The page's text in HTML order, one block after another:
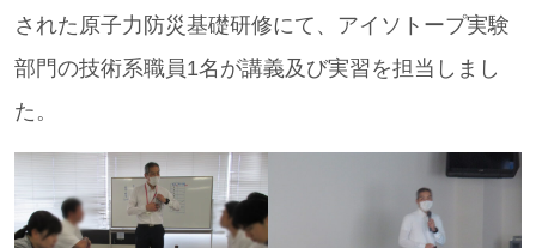
された原子力防災基礎研修にて、アイソトープ実験
部門の技術系職員1名が講義及び実習を担当しまし
た。